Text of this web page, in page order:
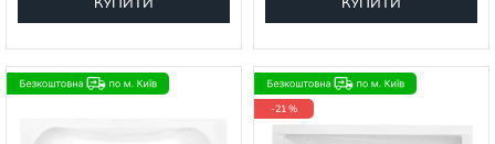
-21 %